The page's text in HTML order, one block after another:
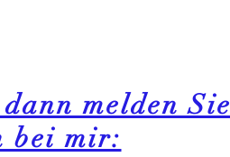
melden Sie
bei mir: